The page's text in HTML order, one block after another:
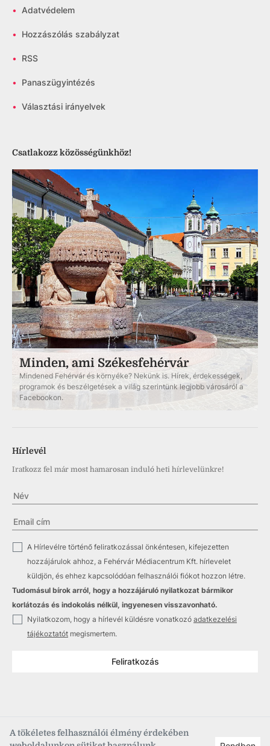
A tökéletes felhasználói élmény érdekében
• Adatvédelem
• Hozzászólás szabályzat
• RSS
• Panaszügyintézés
• Választási irányelvek
Csatlakozz közösségünkhöz!
Minden, ami Székesfehérvár
Mindened Fehérvár és környéke? Nekünk is. Hírek, érdekességek,
programok és beszélgetések a világ szerintünk legjobb városáról a
Facebookon.
Hírlevél
Iratkozz fel már most hamarosan induló heti hírlevelünkre!
✓
A Hírlevélre történő feliratkozással önkéntesen, kifejezetten
hozzájárulok ahhoz, a Fehérvár Médiacentrum Kft. hírlevelet
küldjön, és ehhez kapcsolódóan felhasználói fiókot hozzon létre.
Tudomásul bírok arról, hogy a hozzájáruló nyilatkozat bármikor
korlátozás és indokolás nélkül, ingyenesen visszavonható.
✓ Nyilatkozom, hogy a hírlevél küldésre vonatkozó adatkezelési
tájékoztatót megismertem.
Feliratkozás